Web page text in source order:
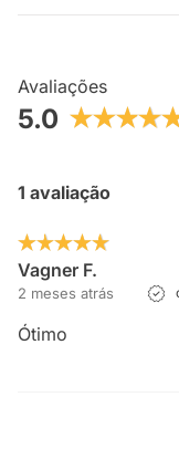
Avaliações
5.0
1 avaliação
Vagner F.
2 meses atrás
Ótimo